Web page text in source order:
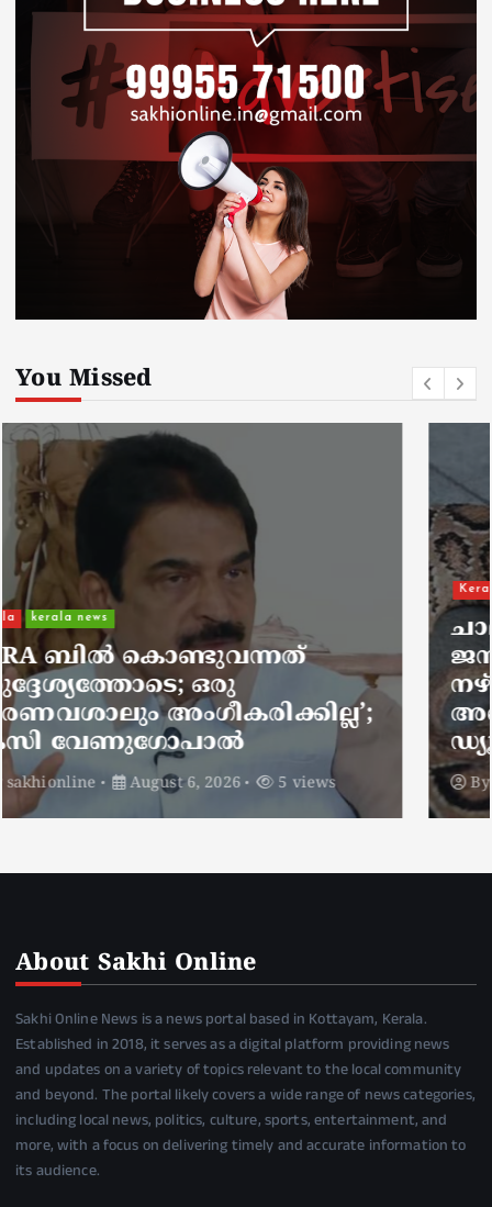
You Missed
kerala news
ചാലിശേരിയില്‍ സര്‍ക്കാര്‍
ജനകീയ ആരോഗ്യകേന്ദ്രത്തില്‍
നഴ്സിന് അണലിയുടെ കടിയേറ്റു;
അണലിയുടെ കടിയേറ്റത്
ഡ്യൂട്ടിക്കിടെ
Bysakhionline August 6, 2026
About Sakhi Online
Sakhi Online News is a news portal based in Kottayam, Kerala.
Established in 2018, it serves as a digital platform providing news
and updates on a variety of topics relevant to the local community
and beyond. The portal likely covers a wide range of news categories,
including local news, politics, culture, sports, entertainment, and
more, with a focus on delivering timely and accurate information to
its audience.